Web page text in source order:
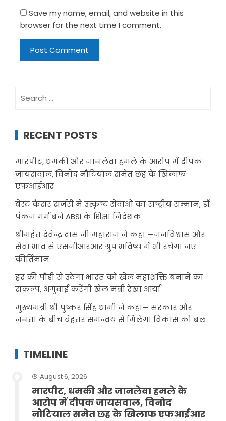
Save my name, email, and website in this
browser for the next time I comment.
for:
RECENT POSTS
मारपीट, धमकी और जानलेवा हमले के आरोप में दीपक
जायसवाल, विनोद नौटियाल समेत छह के खिलाफ
एफआईआर
ब्रेस्ट कैंसर सर्जरी में उत्कृष्ट सेवाओं का राष्ट्रीय सम्मान, डॉ.
पंकज गर्ग बने ABSI के शिक्षा निदेशक
श्रीमहंत देवेन्द्र दास जी महाराज ने कहा —जनविश्वास और
सेवा भाव से एसजीआरआर ग्रुप भविष्य में भी रचेगा नए
कीर्तिमान
हर की पौड़ी से उठेगा भारत को खेल महाशक्ति बनाने का
संकल्प, अगुवाई करेंगी खेल मंत्री रेखा आर्या
मुख्यमंत्री श्री पुष्कर सिंह धामी ने कहा— सरकार और
जनता के बीच बेहतर समन्वय से मिलेगा विकास को बल
TIMELINE
August 6, 2026
मारपीट, धमकी और जानलेवा हमले के
आरोप में दीपक जायसवाल, विनोद
नौटियाल समेत छह के खिलाफ एफआईआर